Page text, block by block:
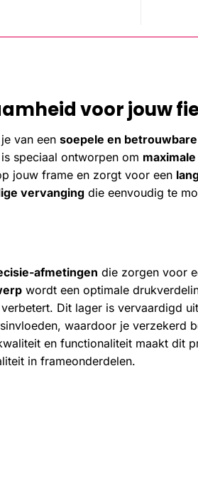
voor jouw
van een soepele en betrouwbare
speciaal ontworpen om
jouw frame en zorgt voor een
vervanging die eenvoudig te
afmetingen die zorgen voor
wordt een optimale
Dit lager is vervaardigd
waardoor je verzekerd
en functionaliteit maakt dit
in frameonderdelen.